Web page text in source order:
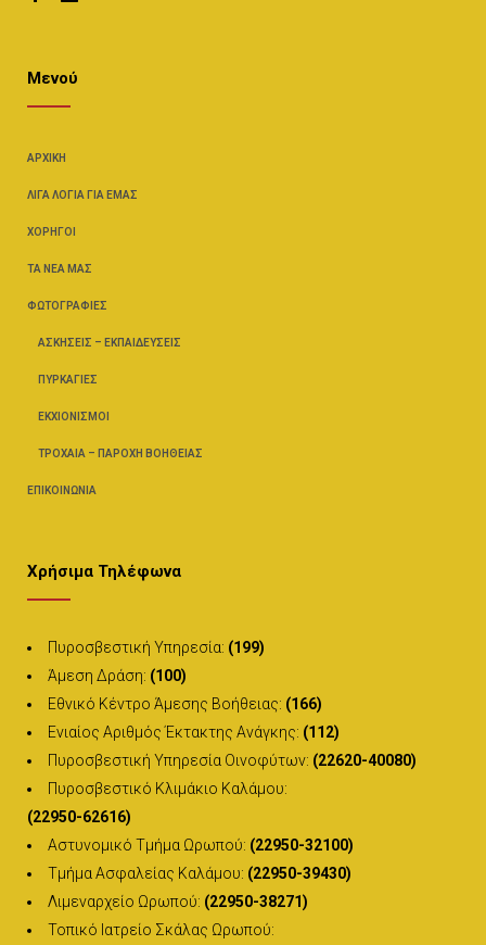
Μενού
ΑΡΧΙΚΉ
ΛΊΓΑ ΛΌΓΙΑ ΓΙΑ ΕΜΆΣ
ΧΟΡΗΓΟΊ
ΤΑ ΝΈΑ ΜΑΣ
ΦΩΤΟΓΡΑΦΊΕΣ
ΑΣΚΉΣΕΙΣ – ΕΚΠΑΙΔΕΎΣΕΙΣ
ΠΥΡΚΑΓΙΈΣ
ΕΚΧΙΟΝΙΣΜΟΊ
ΤΡΟΧΑΊΑ – ΠΑΡΟΧΉ ΒΟΗΘΕΊΑΣ
ΕΠΙΚΟΙΝΩΝΊΑ
Χρήσιμα Τηλέφωνα
Πυροσβεστική Υπηρεσία: (199)
Άμεση Δράση: (100)
Εθνικό Κέντρο Άμεσης Βοήθειας: (166)
Ενιαίος Αριθμός Έκτακτης Ανάγκης: (112)
Πυροσβεστική Υπηρεσία Οινοφύτων: (22620-40080)
Πυροσβεστικό Κλιμάκιο Καλάμου:
(22950-62616)
Αστυνομικό Τμήμα Ωρωπού: (22950-32100)
Τμήμα Ασφαλείας Καλάμου: (22950-39430)
Λιμεναρχείο Ωρωπού: (22950-38271)
Τοπικό Ιατρείο Σκάλας Ωρωπού: